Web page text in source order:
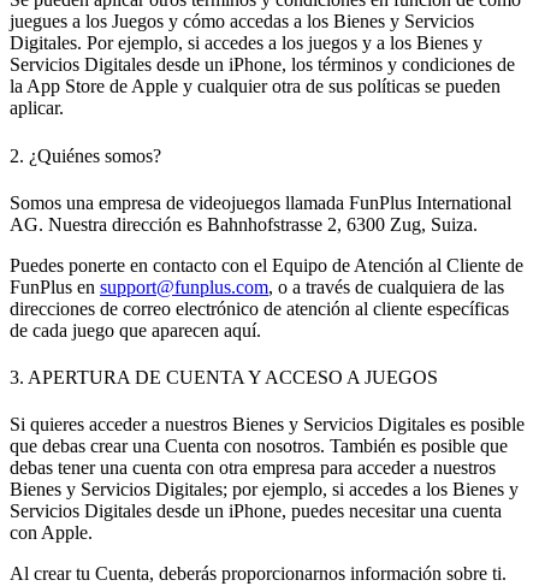
juegues a los Juegos y cómo accedas a los Bienes y Servicios
Digitales. Por ejemplo, si accedes a los juegos y a los Bienes y
Servicios Digitales desde un iPhone, los términos y condiciones de
la App Store de Apple y cualquier otra de sus políticas se pueden
aplicar.
2. ¿Quiénes somos?
Somos una empresa de videojuegos llamada FunPlus International
AG. Nuestra dirección es Bahnhofstrasse 2, 6300 Zug, Suiza.
Puedes ponerte en contacto con el Equipo de Atención al Cliente de
FunPlus en support@funplus.com, o a través de cualquiera de las
direcciones de correo electrónico de atención al cliente específicas
de cada juego que aparecen aquí.
3. APERTURA DE CUENTA Y ACCESO A JUEGOS
Si quieres acceder a nuestros Bienes y Servicios Digitales es posible
que debas crear una Cuenta con nosotros. También es posible que
debas tener una cuenta con otra empresa para acceder a nuestros
Bienes y Servicios Digitales; por ejemplo, si accedes a los Bienes y
Servicios Digitales desde un iPhone, puedes necesitar una cuenta
con Apple.
Al crear tu Cuenta, deberás proporcionarnos información sobre ti.